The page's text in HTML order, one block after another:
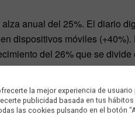
anual del 25%. El diario
dispositivos móviles (+40%).
del 26% que se
un 51% más en un año.
la mejor experiencia de
publicidad basada en tus hábitos
las cookies pulsando en el botón